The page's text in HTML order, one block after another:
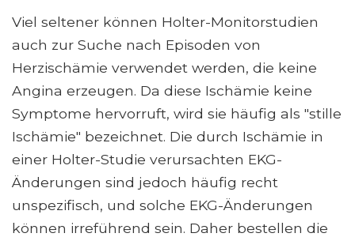
Viel seltener können Holter-Monitorstudien
auch zur Suche nach Episoden von
Herzischämie verwendet werden, die keine
Angina erzeugen. Da diese Ischämie keine
Symptome hervorruft, wird sie häufig als "stille
Ischämie" bezeichnet. Die durch Ischämie in
einer Holter-Studie verursachten EKG-
Änderungen sind jedoch häufig recht
unspezifisch, und solche EKG-Änderungen
können irreführend sein. Daher bestellen die